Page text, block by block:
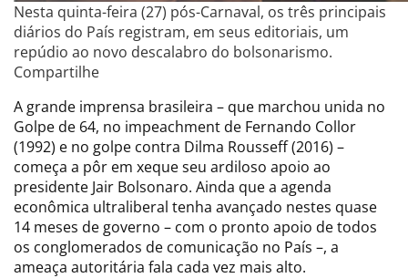
Nesta quinta-feira (27) pós-Carnaval, os três principais
diários do País registram, em seus editoriais, um
repúdio ao novo descalabro do bolsonarismo.
Compartilhe
A grande imprensa brasileira – que marchou unida no
Golpe de 64, no impeachment de Fernando Collor
(1992) e no golpe contra Dilma Rousseff (2016) –
começa a pôr em xeque seu ardiloso apoio ao
presidente Jair Bolsonaro. Ainda que a agenda
econômica ultraliberal tenha avançado nestes quase
14 meses de governo – com o pronto apoio de todos
os conglomerados de comunicação no País –, a
ameaça autoritária fala cada vez mais alto.